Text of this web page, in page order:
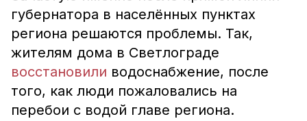
губернатора в населённых пунктах
региона решаются проблемы. Так,
жителям дома в Светлограде
восстановили водоснабжение, после
того, как люди пожаловались на
перебои с водой главе региона.